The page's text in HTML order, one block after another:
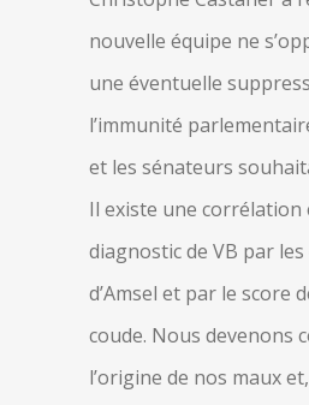
nouvelle équipe ne
une éventuelle
l’immunité
et les sénateurs
Il existe une
diagnostic de VB par
d’Amsel et par le score
coude. Nous devenons
l’origine de nos maux